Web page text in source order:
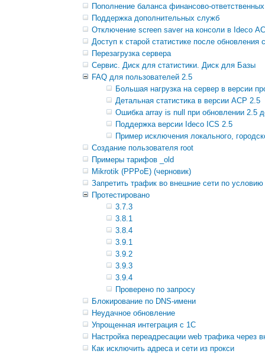
Пополнение баланса финансово-
Поддержка дополнительных служб
Отключение screen saver на консоли в Ideco
Доступ к старой статистике после обновления
Перезагрузка сервера
Сервис. Диск для статистики. Диск для Базы
FAQ для пользователей 2.5
Большая нагрузка на сервер в версии
Детальная статистика в версии АСР 2.5
Ошибка array is null при обновлении 2.5
Поддержка версии Ideco ICS 2.5
Пример исключения локального,
Создание пользователя root
Примеры тарифов _old
Mikrotik (PPPoE) (черновик)
Запретить трафик во внешние сети по
Протестировано
3.7.3
3.8.1
3.8.4
3.9.1
3.9.2
3.9.3
3.9.4
Проверено по запросу
Блокирование по DNS-имени
Неудачное обновление
Упрощенная интеграция с 1С
Настройка переадресации web трафика через
Как исключить адреса и сети из прокси